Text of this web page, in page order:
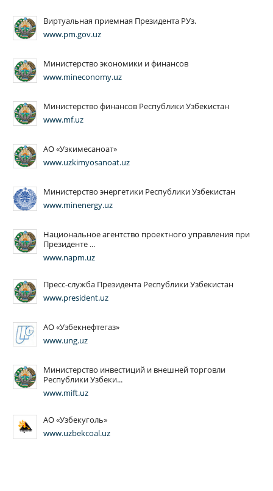
Виртуальная приемная Президента РУз.
www.pm.gov.uz
Министерство экономики и финансов
www.mineconomy.uz
Министерство финансов Республики Узбекистан
www.mf.uz
АО «Узкимесаноат»
www.uzkimyosanoat.uz
Министерство энергетики Республики Узбекистан
www.minenergy.uz
Национальное агентство проектного управления при
Президенте ...
www.napm.uz
Пресс-служба Президента Республики Узбекистан
www.president.uz
АО «Узбекнефтегаз»
www.ung.uz
Министерство инвестиций и внешней торговли
Республики Узбеки...
www.mift.uz
АО «Узбекуголь»
www.uzbekcoal.uz